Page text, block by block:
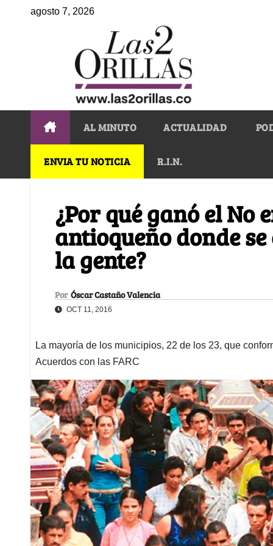
agosto 7, 2026
AL MINUTO ACTUALIDAD
ENVIA TU NOTICIA R.I.N.
¿Por qué ganó el No
antioqueño donde
la gente?
Por Óscar Castaño Valencia
OCT 11, 2016
La mayoría de los municipios, 22 de los 23, que
Acuerdos con las FARC